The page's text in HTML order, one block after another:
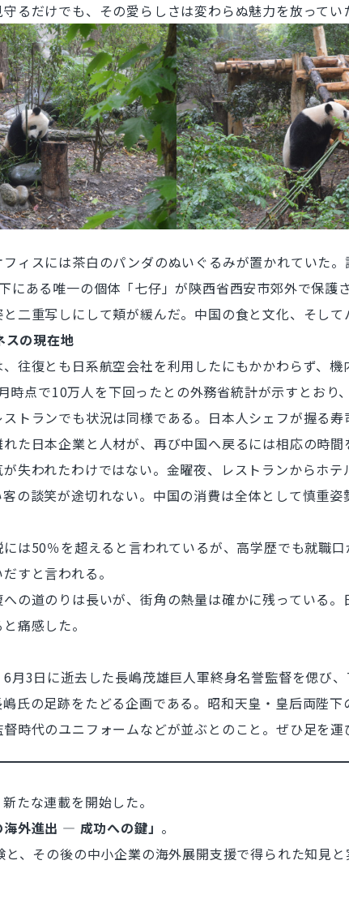
るだけでも、その愛らしさは変わらぬ魅力を放ってい
ィスには茶白のパンダのぬいぐるみが置かれていた
にある唯一の個体「七仔」が陝西省西安市郊外で保
二重写しにして頬が緩んだ。中国の食と文化、そして
スの現在地
往復とも日系航空会社を利用したにもかかわらず、
時点で10万人を下回ったとの外務省統計が示すとおり
トランでも状況は同様である。日本人シェフが握る
た日本企業と人材が、再び中国へ戻るには相応の時間
失われたわけではない。金曜夜、レストランからホ
の談笑が途切れない。中国の消費は全体として慎重
は50％を超えると言われているが、高学歴でも就職
すと言われる。
の道のりは長いが、街角の熱量は確かに残っている
痛感した。
月3日に逝去した長嶋茂雄巨人軍終身名誉監督を偲び
氏の足跡をたどる企画である。昭和天皇・皇后両陛
時代のユニフォームなどが並ぶとのこと。ぜひ足を運
たな連載を開始した。
海外進出 ― 成功への鍵」 。
、その後の中小企業の海外展開支援で得られた知見